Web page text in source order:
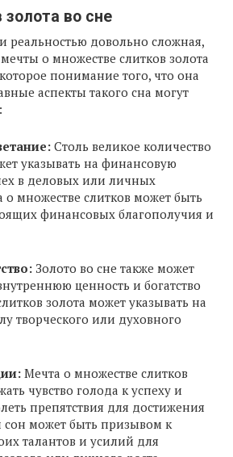
золота во сне
реальностью довольно сложная,
о множестве слитков золота
понимание того, что она
аспекты такого сна могут
Столь великое количество
указывать на финансовую
в деловых или личных
множестве слитков может быть
финансовых благополучия и
Золото во сне также может
ценность и богатство
золота может указывать на
творческого или духовного
Мечта о множестве слитков
чувство голода к успеху и
препятствия для достижения
сон может быть призывом к
талантов и усилий для